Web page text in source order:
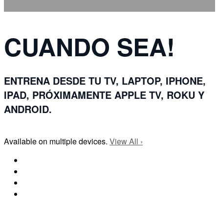
CUANDO SEA!
ENTRENA DESDE TU TV, LAPTOP, IPHONE,
IPAD, PRÓXIMAMENTE APPLE TV, ROKU Y
ANDROID.
Available on multiple devices. View All ›